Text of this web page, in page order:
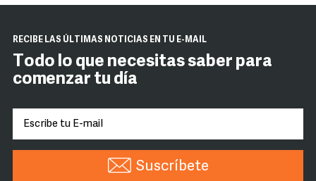
RECIBE LAS ÚLTIMAS NOTICIAS EN TU E-MAIL
Todo lo que necesitas saber para
comenzar tu día
Suscríbete